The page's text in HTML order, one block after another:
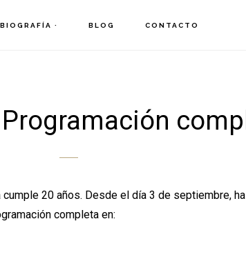
BIOGRAFÍA · BLOG CONTACTO
Programación
20 años. Desde el día 3 de septiembre,
completa en: